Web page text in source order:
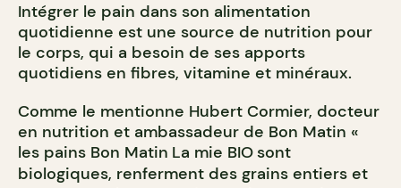
Intégrer le pain dans son alimentation
quotidienne est une source de nutrition pour
le corps, qui a besoin de ses apports
quotidiens en fibres, vitamine et minéraux.
Comme le mentionne Hubert Cormier, docteur
en nutrition et ambassadeur de Bon Matin «
les pains Bon Matin La mie BIOsont
biologiques, renferment des grains entiers et